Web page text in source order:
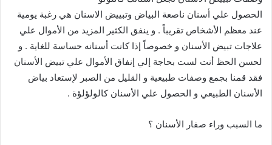
الحصول علي أسنان ناصعة البياض وتبييض الاسنان هي رغبة يومية
عند معظم الأشخاص تقريباً . و ينفق الكثير المزيد من الأموال علي
علاجات تبيض الأسنان و خصوصاً إذا كانت أسنانه حساسة للغاية . و
لحسن الحظ أنت لست بحاجة إلي إنفاق الأموال علي تبيض الأسنان
فقد قمنا بجمع وصفات طبيعية و القليل من الصبر لإستعاد بياض
الأسنان الطبيعي و الحصول علي الأسنان كالولؤلؤة .
ما السبب وراء صفار الأسنان ؟